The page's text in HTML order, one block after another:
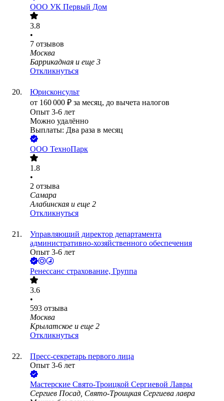
ООО УК Первый Дом
3.8
•
7 отзывов
Москва
Баррикадная и еще 3
Откликнуться
Юрисконсульт
от 160 000 ₽ за месяц, до вычета налогов
Опыт 3-6 лет
Можно удалённо
Выплаты: Два раза в месяц
ООО ТехноПарк
1.8
•
2 отзыва
Самара
Алабинская и еще 2
Откликнуться
Управляющий директор департамента
административно-хозяйственного обеспечения
Опыт 3-6 лет
Ренессанс cтрахование, Группа
3.6
•
593 отзыва
Москва
Крылатское и еще 2
Откликнуться
Пресс-секретарь первого лица
Опыт 3-6 лет
Мастерские Свято-Троицкой Сергиевой Лавры
Сергиев Посад, Свято-Троицкая Сергиева лавра